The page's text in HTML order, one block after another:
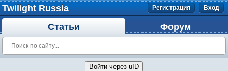
Twilight Russia Регистрация Вход
Статьи Форум
Войти через uID